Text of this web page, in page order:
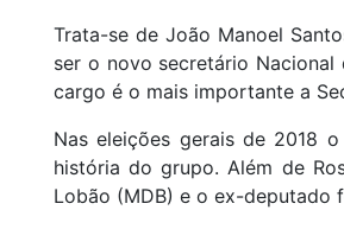
Trata-se de João Manoel
ser o novo secretário
cargo é o mais importante a
Nas eleições gerais de 2018
história do grupo. Além de
Lobão (MDB) e o ex-deputado